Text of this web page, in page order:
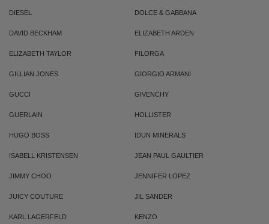
DIESEL DOLCE & GABBANA
DAVID BECKHAM ELIZABETH ARDEN
ELIZABETH TAYLOR FILORGA
GILLIAN JONES GIORGIO ARMANI
GUCCI GIVENCHY
GUERLAIN HOLLISTER
HUGO BOSS IDUN MINERALS
ISABELL KRISTENSEN JEAN PAUL GAULTIER
JIMMY CHOO JENNIFER LOPEZ
JUICY COUTURE JIL SANDER
KARL LAGERFELD KENZO